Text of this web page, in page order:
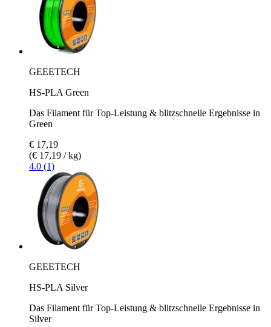
GEEETECH
HS-PLA Green
Das Filament für Top-Leistung & blitzschnelle Ergebnisse in
Green
€ 17,19
(€ 17,19 / kg)
4.0 (1)
GEEETECH
HS-PLA Silver
Das Filament für Top-Leistung & blitzschnelle Ergebnisse in
Silver